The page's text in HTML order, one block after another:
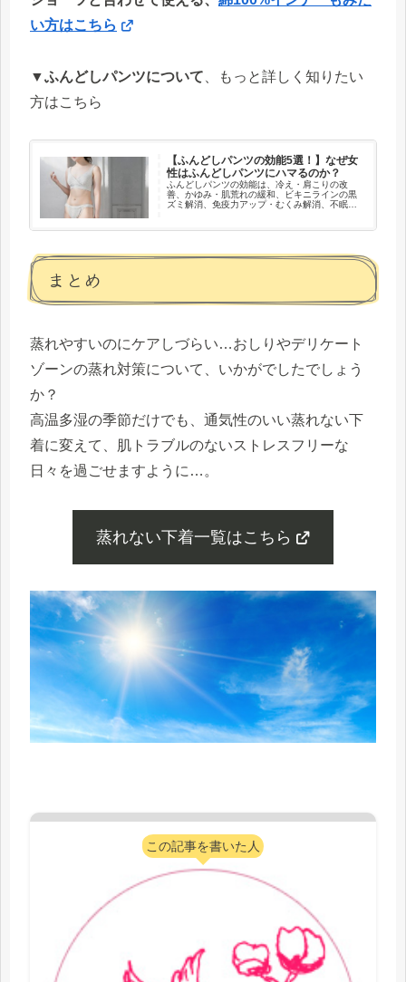
い方はこちら
▼ふんどしパンツについて 、もっと詳しく知りたい
方はこちら
【ふんどしパンツの効能5選！】なぜ女
性はふんどしパンツにハマるのか？
ふんどしパンツの効能は、冷え・肩こりの改
善、かゆみ・肌荒れの緩和、ビキニラインの黒
ズミ解消、免疫力アップ・むくみ解消、不眠改
ツもご紹介します！
まとめ
蒸れやすいのにケアしづらい…おしりやデリケート
ゾーンの蒸れ対策について、いかがでしたでしょう
か？
高温多湿の季節だけでも、通気性のいい蒸れない下
着に変えて、肌トラブルのないストレスフリーな
日々を過ごせますように…。
蒸れない下着一覧はこちら
この記事を書いた人